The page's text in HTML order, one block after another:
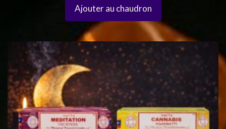
Le
prix
initial
était :
Le
actuel
est :
16,99€.